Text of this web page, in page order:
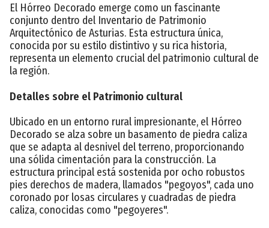
El Hórreo Decorado emerge como un fascinante
conjunto dentro del Inventario de Patrimonio
Arquitectónico de Asturias. Esta estructura única,
conocida por su estilo distintivo y su rica historia,
representa un elemento crucial del patrimonio cultural de
la región.
Detalles sobre el Patrimonio cultural
Ubicado en un entorno rural impresionante, el Hórreo
Decorado se alza sobre un basamento de piedra caliza
que se adapta al desnivel del terreno, proporcionando
una sólida cimentación para la construcción. La
estructura principal está sostenida por ocho robustos
pies derechos de madera, llamados "pegoyos", cada uno
coronado por losas circulares y cuadradas de piedra
caliza, conocidas como "pegoyeres".